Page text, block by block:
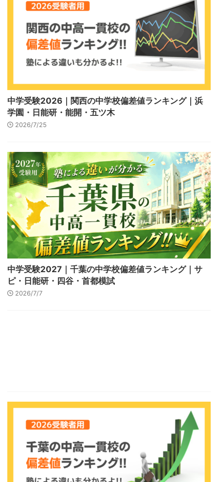
中学受験2026｜関西の中学校偏差値ランキング｜浜
学園・日能研・能開・五ツ木
2026/7/25
中学受験2027｜千葉の中学校偏差値ランキング｜サ
ピ・日能研・四谷・首都模試
2026/7/7